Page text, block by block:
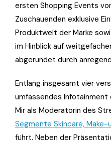
ersten Shopping Events
Zuschauenden exklusive
Produktwelt der Marke
im Hinblick auf
abgerundet durch
Entlang insgesamt vier
umfassendes
Mir als Moderatorin des
Segmente Skincare, Make-
führt. Neben der